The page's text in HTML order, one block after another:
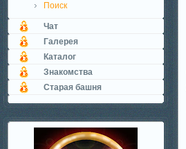
Поиск
Чат
Галерея
Каталог
Знакомства
Старая башня